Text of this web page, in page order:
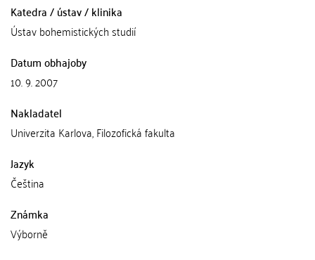
Katedra / ústav / klinika
Ústav bohemistických studií
Datum obhajoby
10. 9. 2007
Nakladatel
Univerzita Karlova, Filozofická fakulta
Jazyk
Čeština
Známka
Výborně